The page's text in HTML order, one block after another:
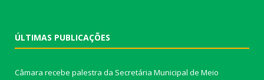
ÚLTIMAS PUBLICAÇÕES
Câmara recebe palestra da Secretária Municipal de Meio